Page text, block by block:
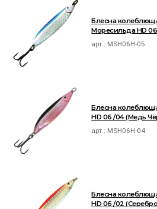
Блесна
Моресильда HD
арт.: MSH06H-05
Блесна
HD 06 /04 (Медь
арт.: MSH06H-04
Блесна
HD 06 /02